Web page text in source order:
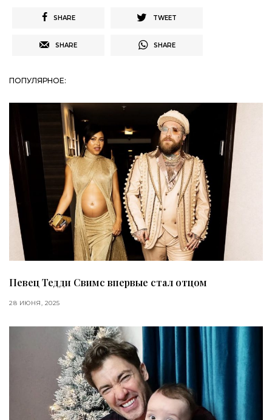
SHARE TWEET
SHARE SHARE
ПОПУЛЯРНОЕ:
Певец Тедди Свимс впервые стал отцом
28 ИЮНЯ, 2025